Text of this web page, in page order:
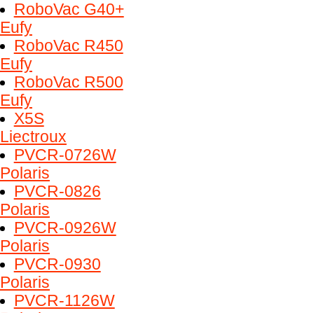
RoboVac G40+
Eufy
RoboVac R450
Eufy
RoboVac R500
Eufy
X5S
Liectroux
PVCR-0726W
Polaris
PVCR-0826
Polaris
PVCR-0926W
Polaris
PVCR-0930
Polaris
PVCR-1126W